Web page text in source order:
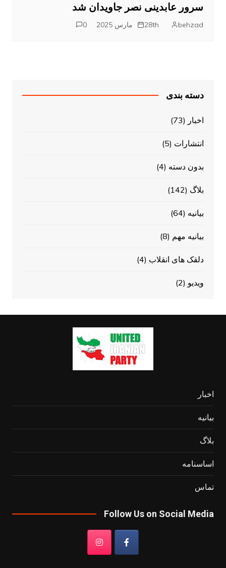
سرور عابدینی نصر جاویدان شد
behzad 28th مارس 2025 0
دسته بندی
اخبار (73)
انتشارات (5)
بدون دسته (4)
بلاگ (142)
بیانیه (64)
بیانیه مهم (8)
دلقک های انقلاب (4)
ویدیو (2)
اخبار
بیانیه
بلاگ
اساسنامه
تماس
Follow Us on Social Media